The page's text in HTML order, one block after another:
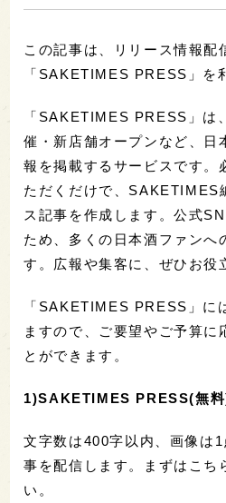
この記事は、リリース情報配
「SAKETIMES PRESS」を
「SAKETIMES PRESS」は
催・新店舗オープンなど、日
報を掲載するサービスです。
ただくだけで、SAKETIMES
ス記事を作成します。公式
ため、多くの日本酒ファンへ
す。広報や集客に、ぜひお役
「SAKETIMES PRESS」に
ますので、ご要望やご予算に
とができます。
1)SAKETIMES PRESS(無
文字数は400字以内、画像は
事を配信します。まずはこち
い。